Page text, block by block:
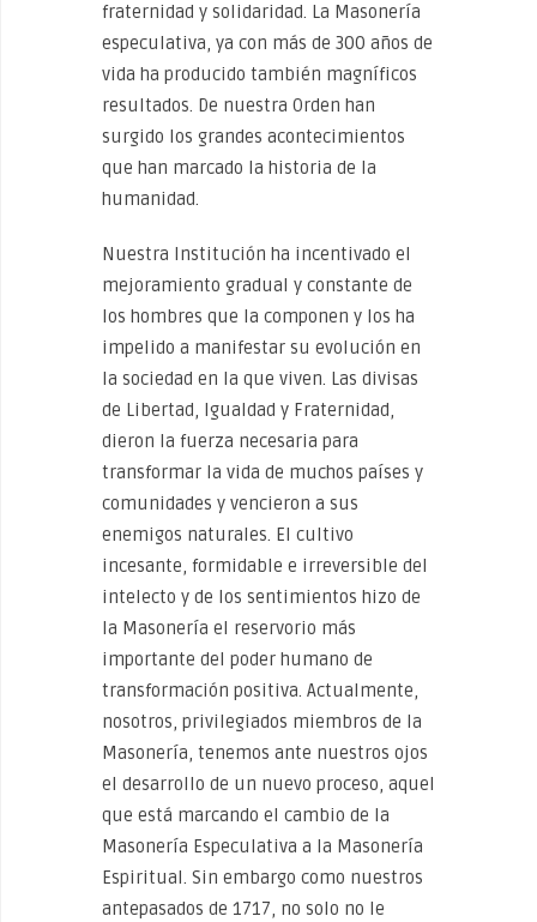
fraternidad y solidaridad. La Masonería
especulativa, ya con más de 300 años de
vida ha producido también magníficos
resultados. De nuestra Orden han
surgido los grandes acontecimientos
que han marcado la historia de la
humanidad.
Nuestra Institución ha incentivado el
mejoramiento gradual y constante de
los hombres que la componen y los ha
impelido a manifestar su evolución en
la sociedad en la que viven. Las divisas
de Libertad, Igualdad y Fraternidad,
dieron la fuerza necesaria para
transformar la vida de muchos países y
comunidades y vencieron a sus
enemigos naturales. El cultivo
incesante, formidable e irreversible del
intelecto y de los sentimientos hizo de
la Masonería el reservorio más
importante del poder humano de
transformación positiva. Actualmente,
nosotros, privilegiados miembros de la
Masonería, tenemos ante nuestros ojos
el desarrollo de un nuevo proceso, aquel
que está marcando el cambio de la
Masonería Especulativa a la Masonería
Espiritual. Sin embargo como nuestros
antepasados de 1717, no solo no le